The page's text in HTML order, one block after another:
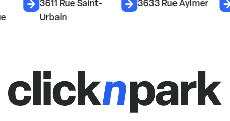
3611 Rue Saint-
Urbain
3633 Rue Aylmer